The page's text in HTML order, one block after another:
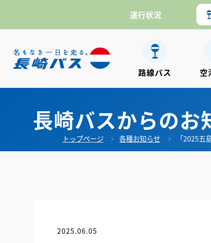
運行状況
路線バス 空
長崎バスからのお
トップページ 各種お知らせ 「2025
2025.06.05